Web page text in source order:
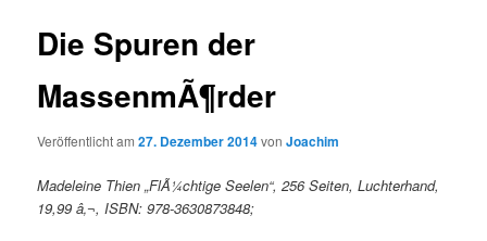
Die Spuren der
MassenmÃ¶rder
Veröffentlicht am27. Dezember 2014vonJoachim
Madeleine Thien „FlÃ¼chtige Seelen“, 256 Seiten, Luchterhand,
19,99 â‚¬, ISBN: 978-3630873848;